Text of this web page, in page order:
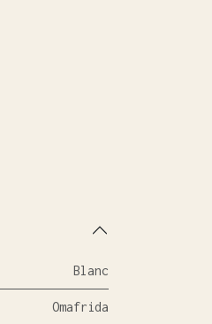
Blanc
Omafrida